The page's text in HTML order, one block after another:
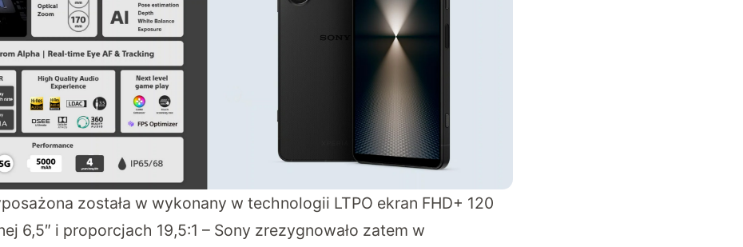
została w wykonany w technologii LTPO ekran FHD+ 120
6,5″ i proporcjach 19,5:1 – Sony zrezygnowało zatem w